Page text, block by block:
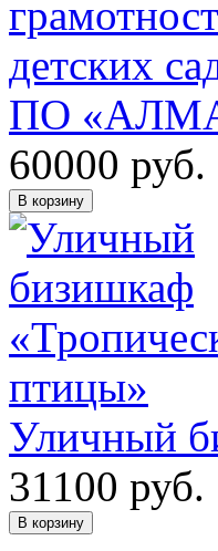
ПО «АЛМА
60000 руб.
В корзину
Уличный
31100 руб.
В корзину